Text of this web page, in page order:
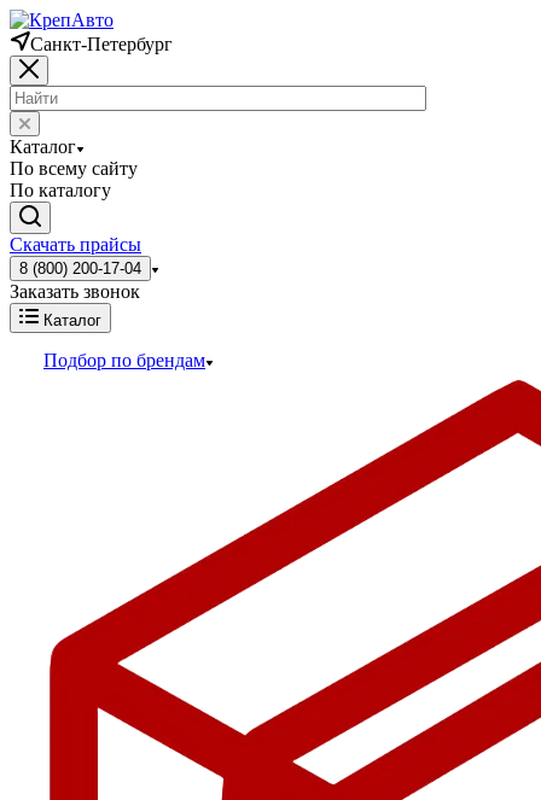
Санкт-Петербург
Каталог
По всему сайту
По каталогу
Скачать прайсы
8 (800) 200-17-04
Заказать звонок
Каталог
Подбор по брендам